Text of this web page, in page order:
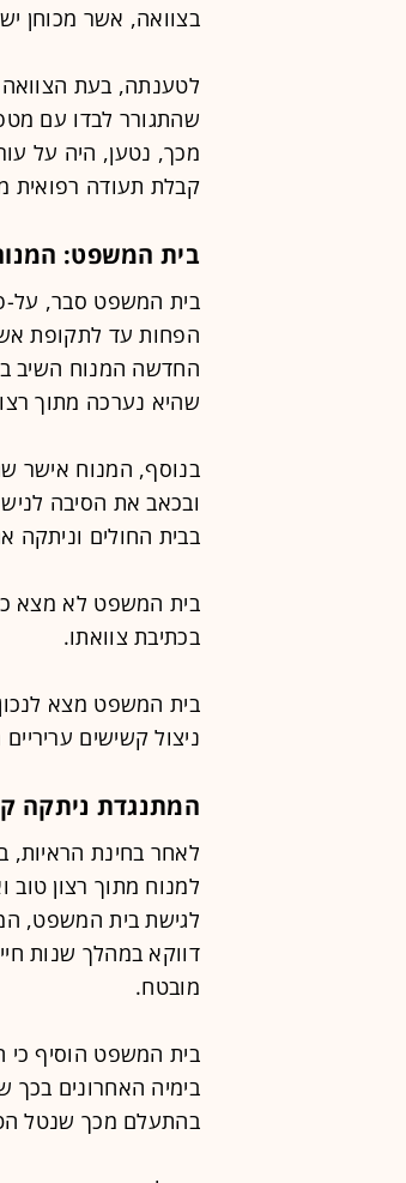
בצוואה, אשר מכוחן
לטענתה, בעת
שהתגורר לבדו עם
מכך, נטען, היה על
קבלת תעודה רפואית
בית המשפט:
בית המשפט סבר, על-
הפחות עד לתקופת
החדשה המנוח השיב
שהיא נערכה מתוך
בנוסף, המנוח אישר
ובכאב את הסיבה
בבית החולים
בית המשפט לא מצא
בכתיבת צוואתו.
בית המשפט מצא
ניצול קשישים
המתנגדת ניתקה
לאחר בחינת הראיות,
למנוח מתוך רצון
לגישת בית המשפט,
דווקא במהלך שנות
מובטח.
בית המשפט הוסיף
בימיה האחרונים בכך
בהתעלם מכך שנטל